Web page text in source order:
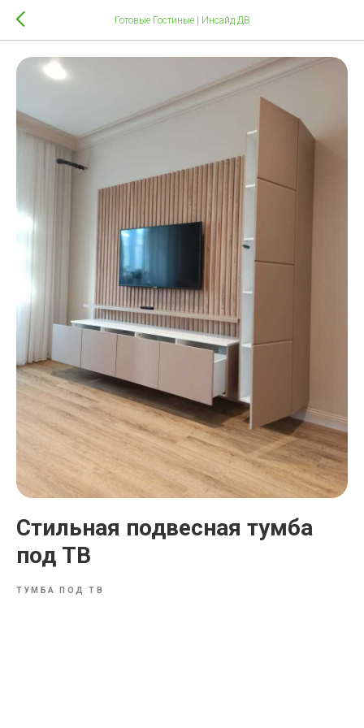
Готовые Гостиные | Инсайд ДВ
Стильная подвесная тумба
под ТВ
ТУМБА ПОД ТВ